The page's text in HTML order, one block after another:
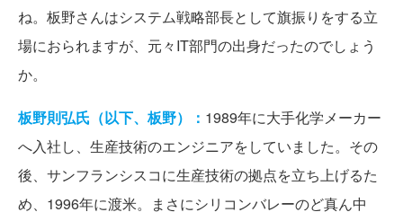
ね。板野さんはシステム戦略部長として旗振りをする立
場におられますが、元々IT部門の出身だったのでしょう
か。
板野則弘氏（以下、板野）： 1989年に大手化学メーカー
へ入社し、生産技術のエンジニアをしていました。その
後、サンフランシスコに生産技術の拠点を立ち上げるた
め、1996年に渡米。まさにシリコンバレーのど真ん中